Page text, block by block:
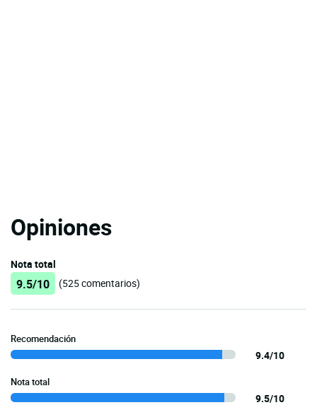
Opiniones
Nota total
9.5/10 (525 comentarios)
Recomendación
9.4/10
Nota total
9.5/10